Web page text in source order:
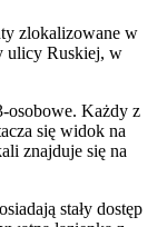
zlokalizowane w
ulicy Ruskiej, w
osobowe. Każdy z
się widok na
znajduje się na
stały dostęp